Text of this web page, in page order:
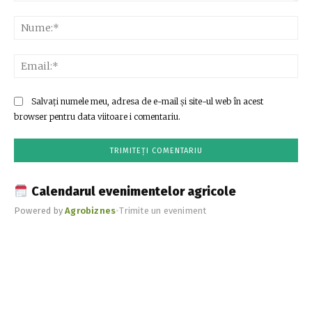
Salvați numele meu, adresa de e-mail și site-ul web în acest
browser pentru data viitoare i comentariu.
Calendarul evenimentelor agricole
Powered byAgrobiznes•Trimite un eveniment